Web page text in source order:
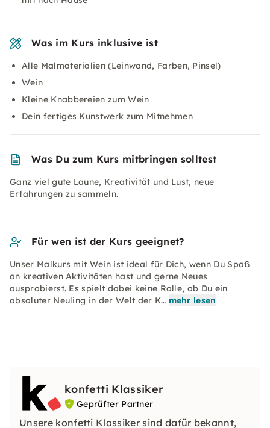
Was im Kurs inklusive ist
Alle Malmaterialien (Leinwand, Farben, Pinsel)
Wein
Kleine Knabbereien zum Wein
Dein fertiges Kunstwerk zum Mitnehmen
Was Du zum Kurs mitbringen solltest
Ganz viel gute Laune, Kreativität und Lust, neue
Erfahrungen zu sammeln.
Für wen ist der Kurs geeignet?
Unser Malkurs mit Wein ist ideal für Dich, wenn Du Spaß
an kreativen Aktivitäten hast und gerne Neues
ausprobierst. Es spielt dabei keine Rolle, ob Du ein
absoluter Neuling in der Welt der K… mehr lesen
konfetti Klassiker
Geprüfter Partner
Unsere konfetti Klassiker sind dafür bekannt,